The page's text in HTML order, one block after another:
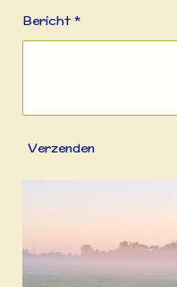
Bericht *
Verzenden